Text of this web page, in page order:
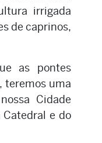
irrigada
de caprinos,
as pontes
teremos uma
Cidade
Catedral e do